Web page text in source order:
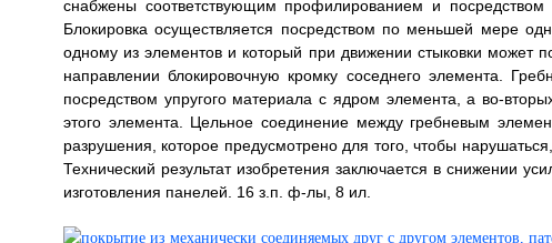
снабжены соответствующим профилированием и посредством
Блокировка осуществляется посредством по меньшей мере
одному из элементов и который при движении стыковки может
направлении блокировочную кромку соседнего элемента.
посредством упругого материала с ядром элемента, а во-
этого элемента. Цельное соединение между гребневым
разрушения, которое предусмотрено для того, чтобы
Технический результат изобретения заключается в снижении
изготовления панелей. 16 з.п. ф-лы, 8 ил.